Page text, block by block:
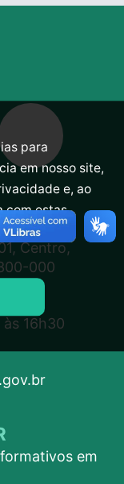
Centro,
000
16h30
em
para
em nosso site,
e, ao
com estas